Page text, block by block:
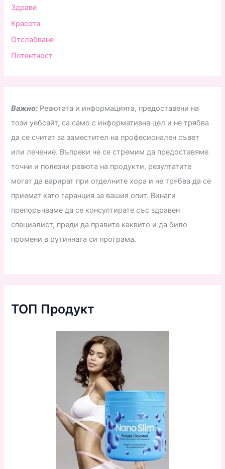
Здраве
Красота
Отслабване
Потентност
Важно: Ревютата и информацията, предоставени на
този уебсайт, са само с информативна цел и не трябва
да се считат за заместител на професионален съвет
или лечение. Въпреки че се стремим да предоставяме
точни и полезни ревюта на продукти, резултатите
могат да варират при отделните хора и не трябва да се
приемат като гаранция за вашия опит. Винаги
препоръчваме да се консултирате със здравен
специалист, преди да правите каквито и да било
промени в рутинната си програма.
ТОП Продукт